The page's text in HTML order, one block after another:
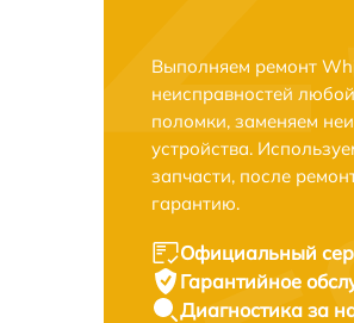
Выполняем ремонт
неисправностей
поломки, заменяем
устройства.
запчасти, после
гарантию.
Официальный
Гарантийное
Диагностика за